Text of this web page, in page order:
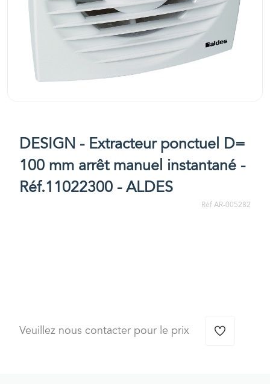
DESIGN - Extracteur ponctuel D=
100 mm arrêt manuel instantané -
Réf.11022300 - ALDES
Réf AR-005282
Veuillez nous contacter pour le prix